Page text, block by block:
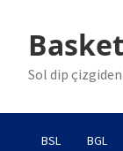
content
Sol dip
BSL BGL